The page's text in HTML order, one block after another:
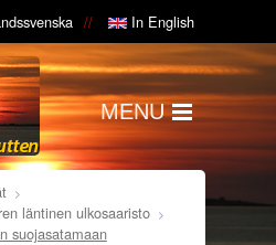
In English
MENU
läntinen ulkosaaristo
suojasatamaan